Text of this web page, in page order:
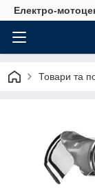
Електро-
Товари та